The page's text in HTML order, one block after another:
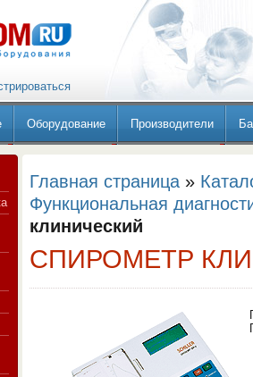
Оборудование Производители
Главная страница »
Функциональная
клинический
СПИРОМЕТР